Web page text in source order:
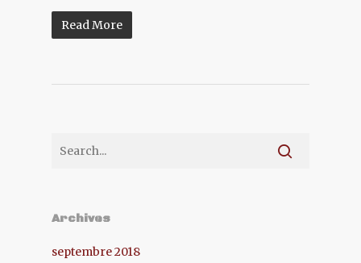
Read More
Archives
septembre 2018